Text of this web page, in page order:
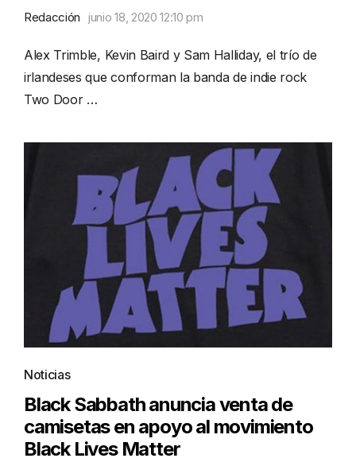
Redacción junio 18, 2020 12:10 pm
Alex Trimble, Kevin Baird y Sam Halliday, el trío de
irlandeses que conforman la banda de indie rock
Two Door …
Noticias
Black Sabbath anuncia venta de
camisetas en apoyo al movimiento
Black Lives Matter